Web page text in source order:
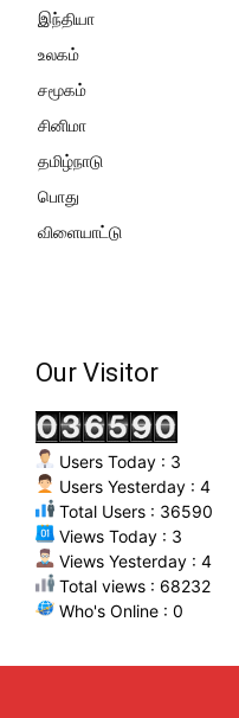
இந்தியா
உலகம்
சமூகம்
சினிமா
தமிழ்நாடு
பொது
விளையாட்டு
Our Visitor
Users Today : 3
Users Yesterday : 4
Total Users : 36590
Views Today : 3
Views Yesterday : 4
Total views : 68232
Who's Online : 0